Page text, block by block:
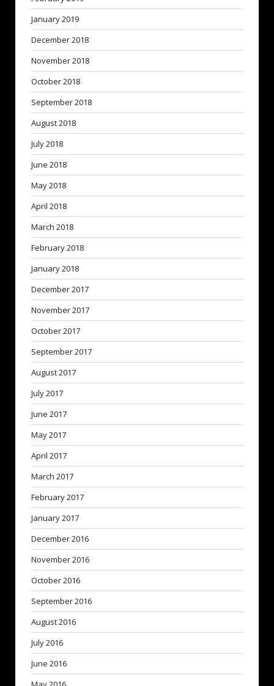
January 2019
December 2018
November 2018
October 2018
September 2018
August 2018
July 2018
June 2018
May 2018
April 2018
March 2018
February 2018
January 2018
December 2017
November 2017
October 2017
September 2017
August 2017
July 2017
June 2017
May 2017
April 2017
March 2017
February 2017
January 2017
December 2016
November 2016
October 2016
September 2016
August 2016
July 2016
June 2016